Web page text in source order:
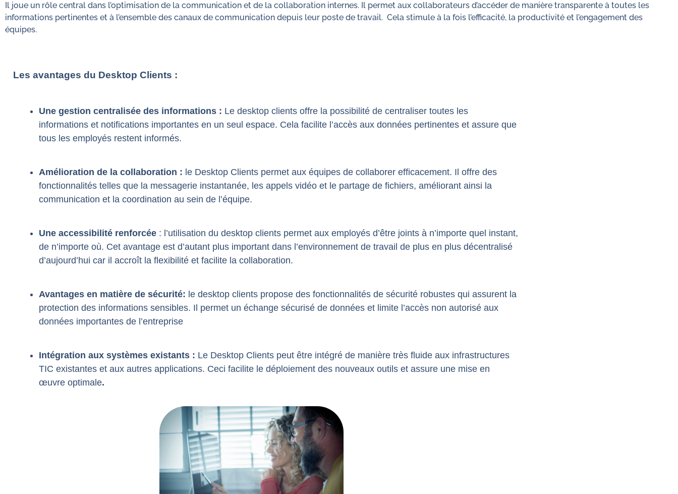
Il joue un rôle central dans l’optimisation de la communication et de la collaboration internes. Il permet aux collaborateurs d’accéder de manière transparente à toutes les
informations pertinentes et à l’ensemble des canaux de communication depuis leur poste de travail. Cela stimule à la fois l’efficacité, la productivité et l’engagement des
équipes.
Les avantages du Desktop Clients :
Une gestion centralisée des informations : Le desktop clients offre la possibilité de centraliser toutes les
informations et notifications importantes en un seul espace. Cela facilite l’accès aux données pertinentes et assure que
tous les employés restent informés.
Amélioration de la collaboration : le Desktop Clients permet aux équipes de collaborer efficacement. Il offre des
fonctionnalités telles que la messagerie instantanée, les appels vidéo et le partage de fichiers, améliorant ainsi la
communication et la coordination au sein de l’équipe.
Une accessibilité renforcée : l’utilisation du desktop clients permet aux employés d’être joints à n’importe quel instant,
de n’importe où. Cet avantage est d’autant plus important dans l’environnement de travail de plus en plus décentralisé
d’aujourd’hui car il accroît la flexibilité et facilite la collaboration.
Avantages en matière de sécurité: le desktop clients propose des fonctionnalités de sécurité robustes qui assurent la
protection des informations sensibles. Il permet un échange sécurisé de données et limite l’accès non autorisé aux
données importantes de l’entreprise
Intégration aux systèmes existants : Le Desktop Clients peut être intégré de manière très fluide aux infrastructures
TIC existantes et aux autres applications. Ceci facilite le déploiement des nouveaux outils et assure une mise en
œuvre optimale.